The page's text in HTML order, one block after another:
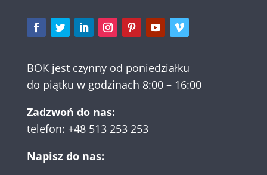
BOK jest czynny od poniedziałku
do piątku w godzinach 8:00 – 16:00
Zadzwoń do nas:
telefon: +48 513 253 253
Napisz do nas: